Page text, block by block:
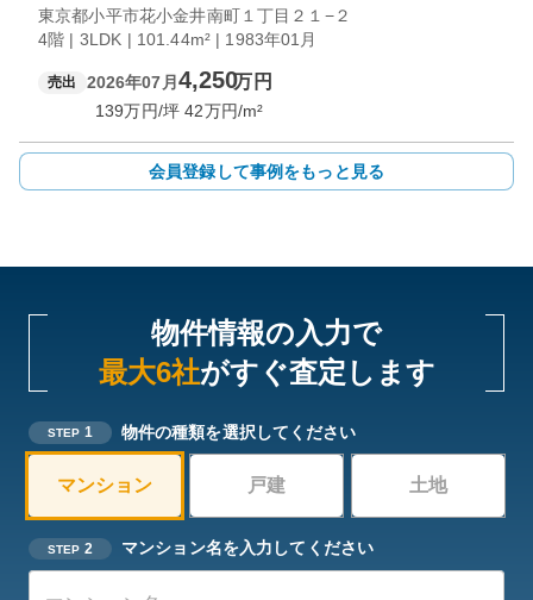
東京都小平市花小金井南町１丁目２１−２
4階 | 3LDK | 101.44m² | 1983年01月
売出 2026年07月 4,250万円
139万円/坪 42万円/m²
会員登録して事例をもっと見る
物件情報の入力で
最大6社がすぐ査定します
STEP 1 物件の種類を選択してください
マンション 戸建 土地
STEP 2 マンション名を入力してください